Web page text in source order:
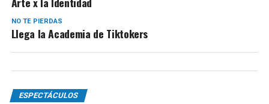
NO TE PIERDAS
Llega la Academia de Tiktokers
ESPECTÁCULOS